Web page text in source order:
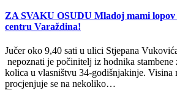
ZA SVAKU OSUDU Mladoj mami
centru Varaždina!
Jučer oko 9,40 sati u ulici Stjepana
nepoznati je počinitelj iz hodnika stambene
kolica u vlasništvu 34-godišnjakinje. Visina
procjenjuje se na nekoliko…